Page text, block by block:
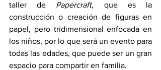
taller de Papercraft, que es la
construcción o creación de figuras en
papel, pero tridimensional enfocada en
los niños, por lo que será un evento para
todas las edades, que puede ser un gran
espacio para compartir en familia.